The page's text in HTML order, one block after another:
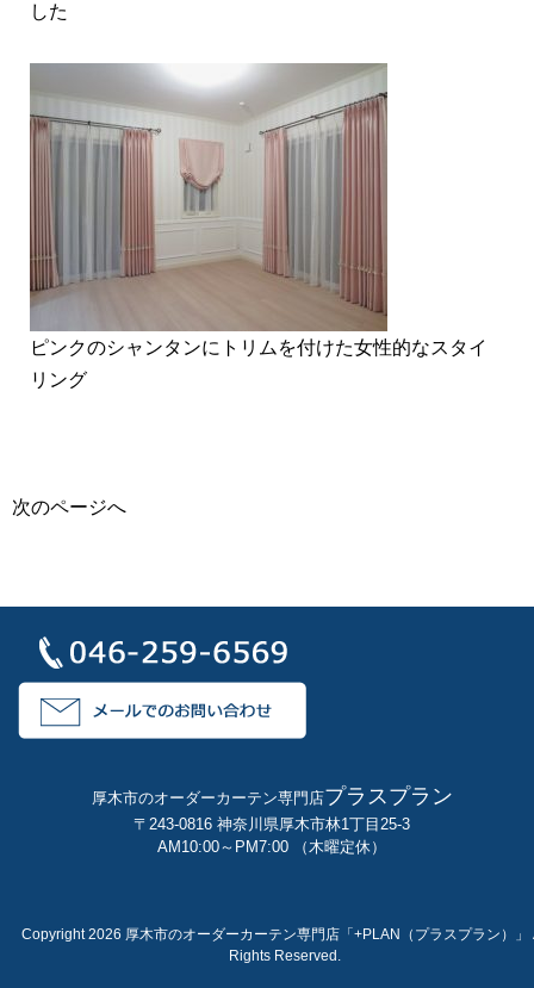
した
ピンクのシャンタンにトリムを付けた女性的なスタイ
リング
次のページへ
厚木市のオーダーカーテン専門店プラスプラン
〒243-0816 神奈川県厚木市林1丁目25-3
AM10:00～PM7:00 （木曜定休）
Copyright 2026 厚木市のオーダーカーテン専門店「+PLAN（プラスプラン）」
Rights Reserved.